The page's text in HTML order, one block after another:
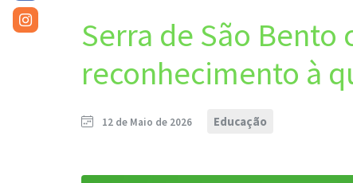
Serra de São Bento
reconhecimento à
12 de Maio de 2026 Educação